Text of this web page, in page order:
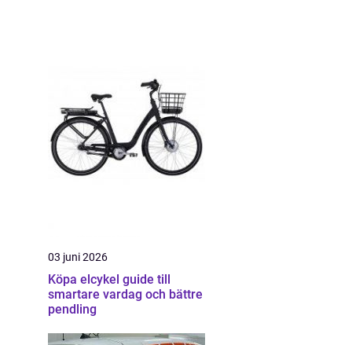
03 juni 2026
Köpa elcykel guide till
smartare vardag och bättre
pendling